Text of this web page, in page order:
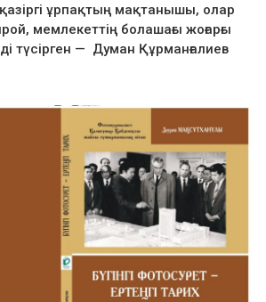
қазіргі ұрпақтың мақтанышы, олар
мемлекеттің болашағы жоғарғы
түсірген — Думан Құрманғалиев